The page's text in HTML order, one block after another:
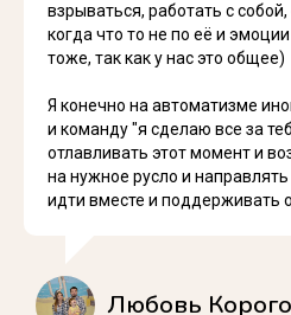
взрываться, работать с
когда что то не по её и
тоже, так как у нас это общее)
Я конечно на автоматизме
и команду "я сделаю все за
отлавливать этот момент и
на нужное русло и
идти вместе и поддерживать
Любовь